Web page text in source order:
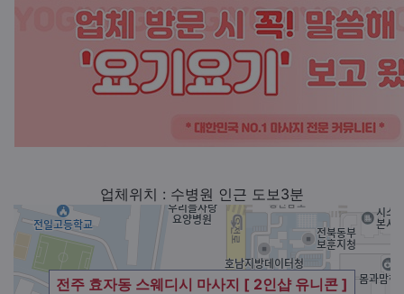
업체위치 : 수병원 인근 도보3분
전주 효자동 스웨디시 마사지 [ 2인샵 유니콘 ]